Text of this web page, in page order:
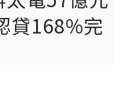
貸168%完